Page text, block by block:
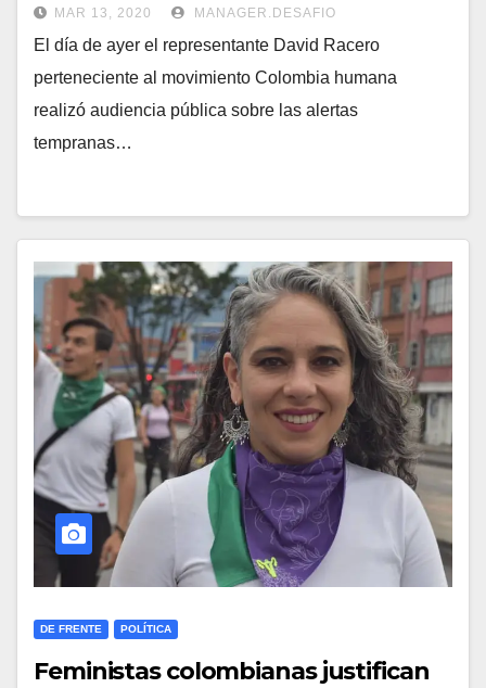
MAR 13, 2020 MANAGER.DESAFIO
El día de ayer el representante David Racero
perteneciente al movimiento Colombia humana
realizó audiencia pública sobre las alertas
tempranas…
DE FRENTE POLÍTICA
Feministas colombianas justifican